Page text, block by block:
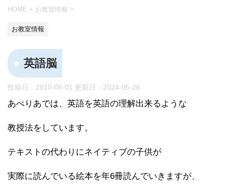
HOME > お教室情報 >
お教室情報
英語脳
投稿日：2010-06-01 更新日： 2024-05-26
あべりあでは、英語を英語の理解出来るような
教授法をしています。
テキストの代わりにネイティブの子供が
実際に読んでいる絵本を年6冊読んでいきますが、